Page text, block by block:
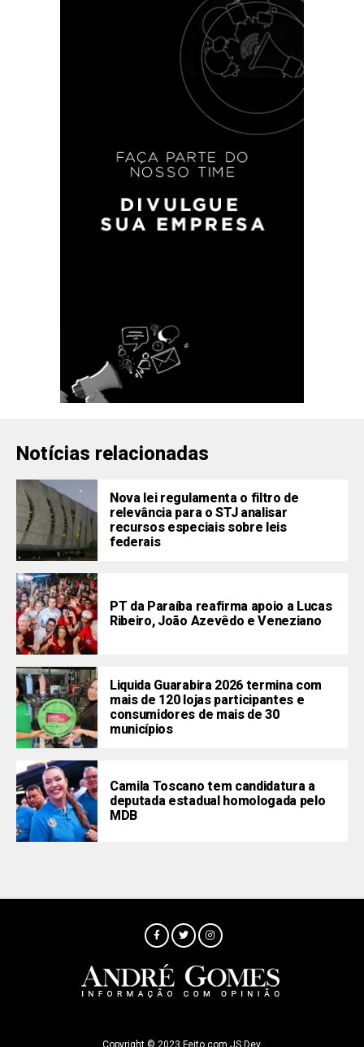
Notícias relacionadas
Nova lei regulamenta o filtro de
relevância para o STJ analisar
recursos especiais sobre leis
federais
PT da Paraíba reafirma apoio a Lucas
Ribeiro, João Azevêdo e Veneziano
Liquida Guarabira 2026 termina com
mais de 120 lojas participantes e
consumidores de mais de 30
municípios
Camila Toscano tem candidatura a
deputada estadual homologada pelo
MDB
Copyright © 2023 Feito com JS Dev.